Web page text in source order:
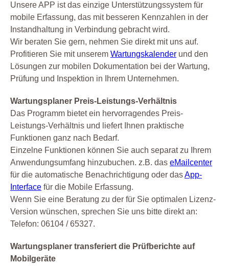
Unsere APP ist das einzige Unterstützungssystem für
mobile Erfassung, das mit besseren Kennzahlen in der
Instandhaltung in Verbindung gebracht wird.
Wir beraten Sie gern, nehmen Sie direkt mit uns auf.
Profitieren Sie mit unserem Wartungskalender und den
Lösungen zur mobilen Dokumentation bei der Wartung,
Prüfung und Inspektion in Ihrem Unternehmen.
Wartungsplaner Preis-Leistungs-Verhältnis
Das Programm bietet ein hervorragendes Preis-
Leistungs-Verhältnis und liefert Ihnen praktische
Funktionen ganz nach Bedarf.
Einzelne Funktionen können Sie auch separat zu Ihrem
Anwendungsumfang hinzubuchen. z.B. das eMailcenter
für die automatische Benachrichtigung oder dasApp-
Interface für die Mobile Erfassung.
Wenn Sie eine Beratung zu der für Sie optimalen Lizenz-
Version wünschen, sprechen Sie uns bitte direkt an:
Telefon: 06104 / 65327.
Wartungsplaner transferiert die Prüfberichte auf
Mobilgeräte